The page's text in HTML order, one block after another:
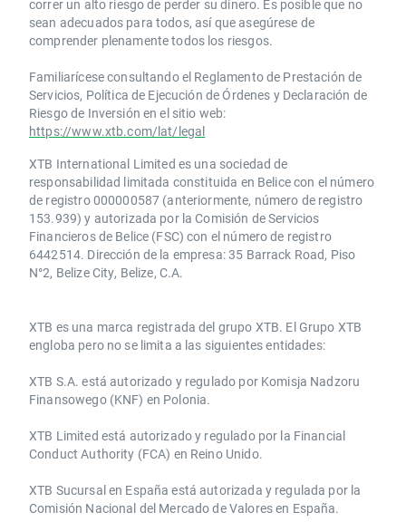
correr un alto riesgo de perder su dinero. Es posible que no
sean adecuados para todos, así que asegúrese de
comprender plenamente todos los riesgos.
Familiarícese consultando el Reglamento de Prestación de
Servicios, Política de Ejecución de Órdenes y Declaración de
Riesgo de Inversión en el sitio web:
https://www.xtb.com/lat/legal
XTB International Limited es una sociedad de
responsabilidad limitada constituida en Belice con el número
de registro 000000587 (anteriormente, número de registro
153.939) y autorizada por la Comisión de Servicios
Financieros de Belice (FSC) con el número de registro
6442514. Dirección de la empresa: 35 Barrack Road, Piso
N°2, Belize City, Belize, C.A.
​​XTB es una marca registrada del grupo XTB. El Grupo XTB
engloba pero no se limita a las siguientes entidades:
XTB S.A.​ está autorizado y regulado por Komisja Nadzoru
Finansowego (KNF) ​en Polonia.
XTB Limited ​está autorizado y regulado por la ​Financial
Conduct Authority ​(FCA) en ​​Reino Unido.
XTB Sucursal en España está autorizada y regulada por la
Comisión Nacional del Mercado de Valores en España.